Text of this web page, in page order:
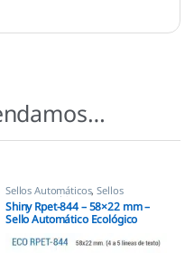
Sellos Automáticos,Sellos
empresas ,Shiny
Shiny Rpet-844 – 58×22 mm –
Sello Automático Ecológico